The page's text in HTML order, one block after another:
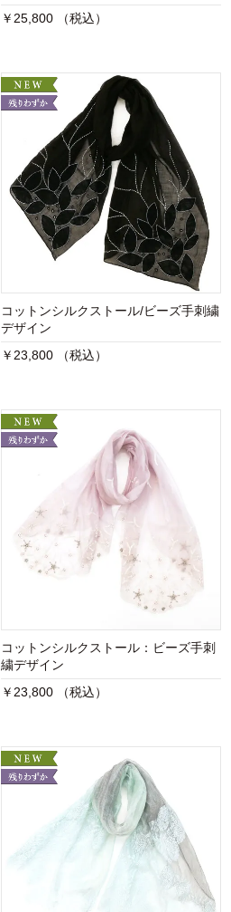
￥25,800 （税込）
コットンシルクストール/ビーズ手刺繍
デザイン
￥23,800 （税込）
コットンシルクストール：ビーズ手刺
繍デザイン
￥23,800 （税込）